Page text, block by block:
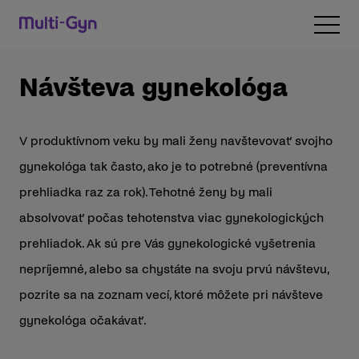
Návšteva gynekológa
V produktívnom veku by mali ženy navštevovať svojho
gynekológa tak často, ako je to potrebné (preventívna
prehliadka raz za rok). Tehotné ženy by mali
absolvovať počas tehotenstva viac gynekologických
prehliadok. Ak sú pre Vás gynekologické vyšetrenia
nepríjemné, alebo sa chystáte na svoju prvú návštevu,
pozrite sa na zoznam vecí, ktoré môžete pri návšteve
gynekológa očakávať.